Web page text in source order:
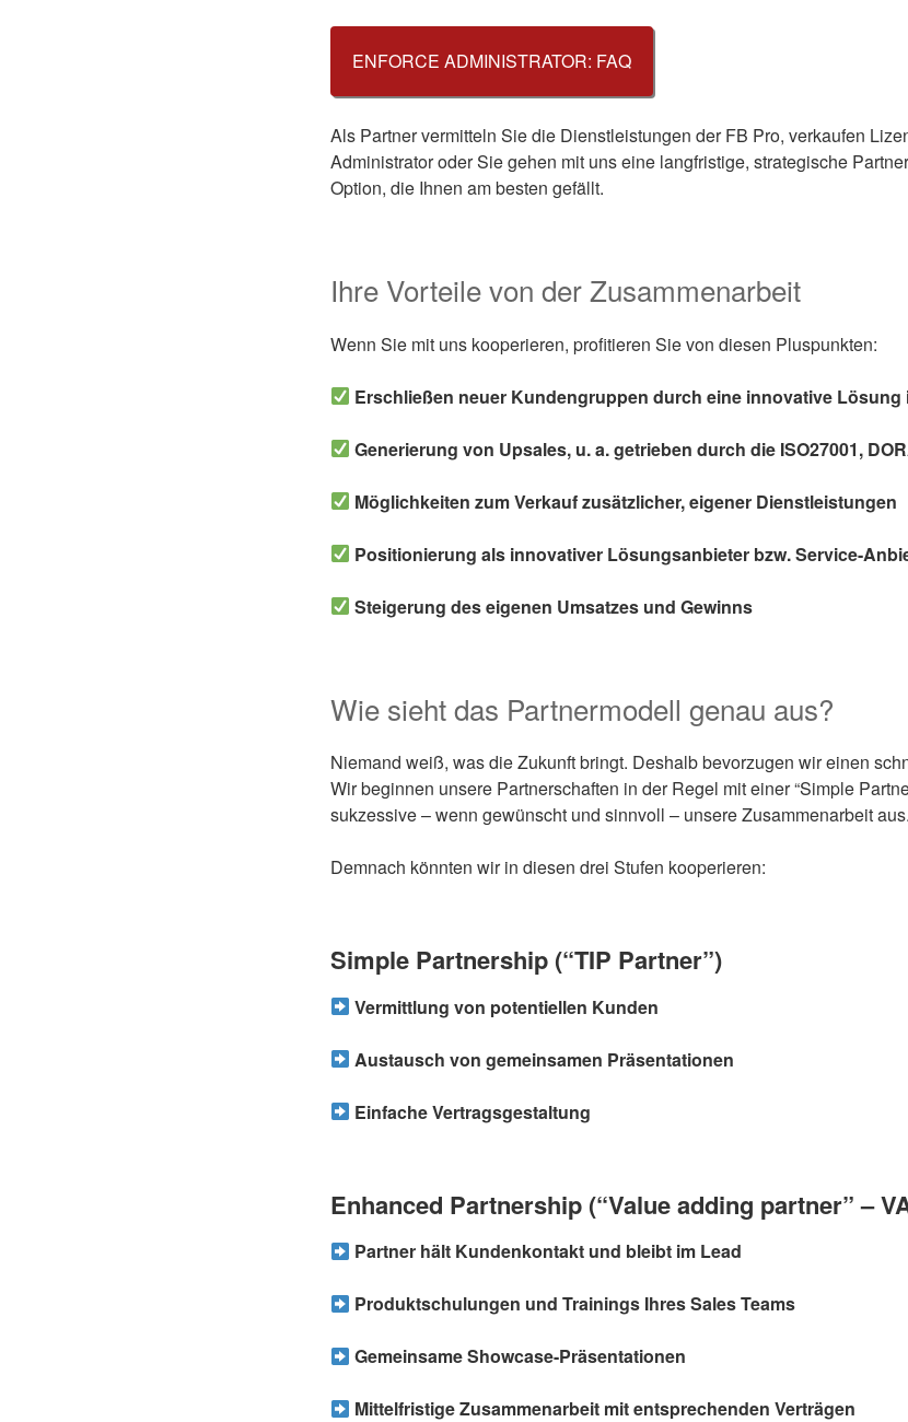
ENFORCE ADMINISTRATOR: FAQ
Als Partner vermitteln Sie die Dienstleistungen der FB Pro, verkaufen
Administrator oder Sie gehen mit uns eine langfristige, strategische
Option, die Ihnen am besten gefällt.
Ihre Vorteile von der Zusammenarbeit
Wenn Sie mit uns kooperieren, profitieren Sie von diesen Pluspunkten:
Erschließen neuer Kundengruppen durch eine innovative Lösung
Generierung von Upsales, u. a. getrieben durch die ISO27001,
Möglichkeiten zum Verkauf zusätzlicher, eigener Dienstleistungen
Positionierung als innovativer Lösungsanbieter bzw. Service-
Steigerung des eigenen Umsatzes und Gewinns
Wie sieht das Partnermodell genau aus?
Niemand weiß, was die Zukunft bringt. Deshalb bevorzugen wir einen
Wir beginnen unsere Partnerschaften in der Regel mit einer “Simple
sukzessive – wenn gewünscht und sinnvoll – unsere Zusammenarbeit aus.
Demnach könnten wir in diesen drei Stufen kooperieren:
Simple Partnership (“TIP Partner”)
Vermittlung von potentiellen Kunden
Austausch von gemeinsamen Präsentationen
Einfache Vertragsgestaltung
Enhanced Partnership (“Value adding partner” –
Partner hält Kundenkontakt und bleibt im Lead
Produktschulungen und Trainings Ihres Sales Teams
Gemeinsame Showcase-Präsentationen
Mittelfristige Zusammenarbeit mit entsprechenden Verträgen